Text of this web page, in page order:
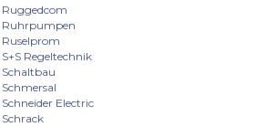
Ruggedcom
Ruhrpumpen
Ruselprom
S+S Regeltechnik
Schaltbau
Schmersal
Schneider Electric
Schrack